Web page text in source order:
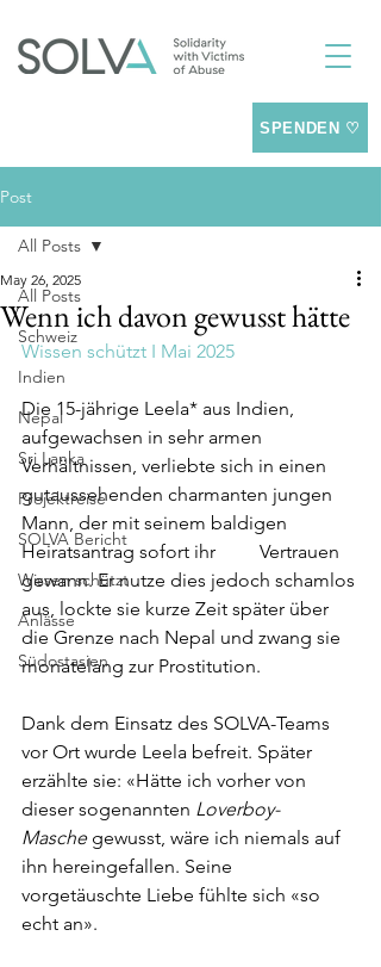
SPENDEN ♡
Post
All Posts
Schweiz
Indien
Nepal
Sri Lanka
Projektreise
SOLVA Bericht
Wissen schützt
Anlässe
Südostasien
All Posts
Wenn ich davon gewusst hätte
May 26, 2025
Wissen schützt I Mai 2025
Die 15-jährige Leela* aus Indien,
aufgewachsen in sehr armen
Verhältnissen, verliebte sich in einen
gutaussehenden charmanten jungen
Mann, der mit seinem baldigen
Heiratsantrag sofort ihr 	Vertrauen
gewann. Er nutze dies jedoch schamlos
aus, lockte sie kurze Zeit später über
die Grenze nach Nepal und zwang sie
monatelang zur Prostitution.
Dank dem Einsatz des SOLVA-Teams
vor Ort wurde Leela befreit. Später
erzählte sie: «Hätte ich vorher von
dieser sogenannten Loverboy-
Masche gewusst, wäre ich niemals auf
ihn hereingefallen. Seine
vorgetäuschte Liebe fühlte sich «so
echt an».